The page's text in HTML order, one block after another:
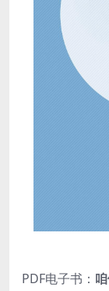
PDF电子书：